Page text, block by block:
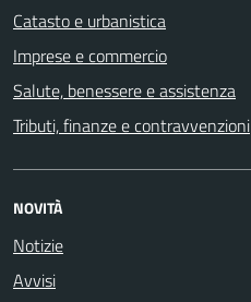
Catasto e urbanistica
Imprese e commercio
Salute, benessere e assistenza
Tributi, finanze e contravvenzioni
NOVITÀ
Notizie
Avvisi